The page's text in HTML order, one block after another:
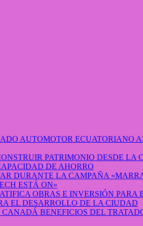
DE AHORRO
ESTÁ ON»
EL DESARROLLO DE LA CIUDAD
BENEFICIOS DEL